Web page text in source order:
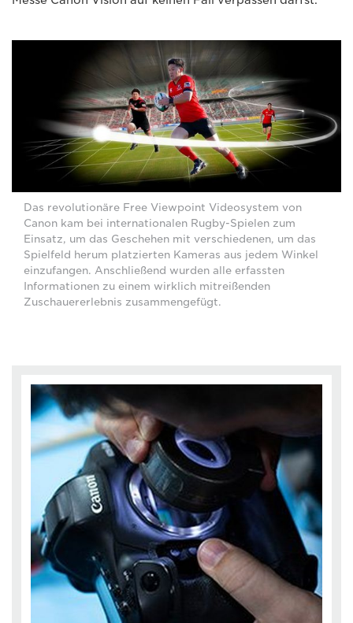
Das revolutionäre Free Viewpoint Videosystem von
Canon kam bei internationalen Rugby-Spielen zum
Einsatz, um das Geschehen mit verschiedenen, um das
Spielfeld herum platzierten Kameras aus jedem Winkel
einzufangen. Anschließend wurden alle erfassten
Informationen zu einem wirklich mitreißenden
Zuschauererlebnis zusammengefügt.